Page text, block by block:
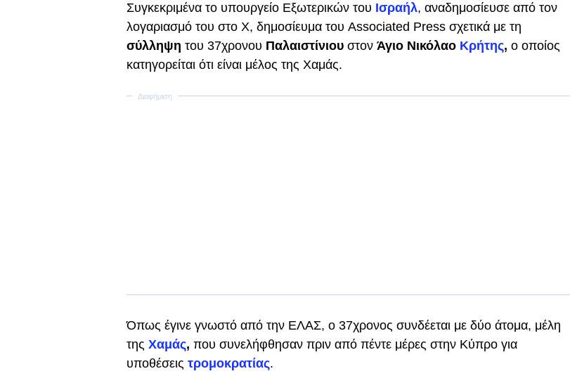
Συγκεκριμένα το υπουργείο Εξωτερικών του Ισραήλ, αναδημοσίευσε από τον
λογαριασμό του στο X, δημοσίευμα του Associated Press σχετικά με τη
σύλληψη του 37χρονου Παλαιστίνιου στον Άγιο Νικόλαο Κρήτης, ο οποίος
κατηγορείται ότι είναι μέλος της Χαμάς.
Όπως έγινε γνωστό από την ΕΛΑΣ, ο 37χρονος συνδέεται με δύο άτομα, μέλη
της Χαμάς, που συνελήφθησαν πριν από πέντε μέρες στην Κύπρο για
υποθέσεις τρομοκρατίας.